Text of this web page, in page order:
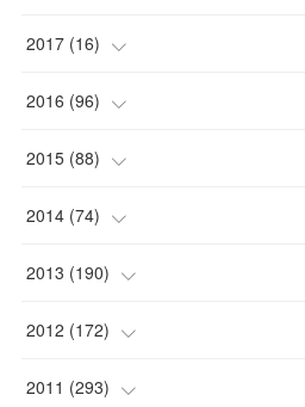
(1)
(1)
(2)
(1)
(1)
(1)
( 3 )
2017 (16)
(1)
(2)
(1)
(3)
(1)
2016 (96)
(2)
(5)
(6)
(3)
(4)
2015 (88)
(4)
(7)
(6)
(6)
2014 (74)
(9)
(14)
(6)
2013 (190)
(17)
(22)
2012 (172)
(12)
2011 (293)